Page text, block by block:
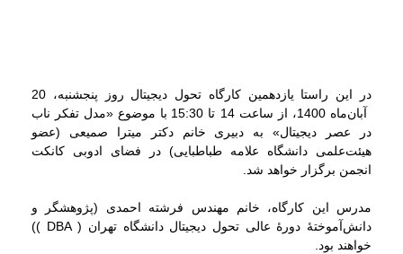
در این راستا یازدهمین کارگاه تحول دیجیتال روز پنجشنبه، 20
آبان‌ماه 1400، از ساعت 14 تا 15:30 با موضوع «مدل تفکر ناب
در عصر دیجیتال» به دبیری خانم دکتر میترا صمیعی (عضو
هیئت‌علمی دانشگاه علامه طباطبایی) در فضای ادوبی کانکت
انجمن برگزار خواهد شد.
مدرس این کارگاه، خانم مهندس فرشته احمدی (پژوهشگر و
دانش‌آموختۀ دورۀ عالی تحول دیجیتال دانشگاه تهران ( DBA ))
خواهند بود.